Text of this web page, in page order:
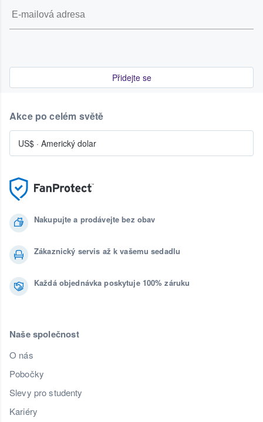
Přidejte se
Nakupujte a prodávejte bez obav
Zákaznický servis až k vašemu sedadlu
Každá objednávka poskytuje 100% záruku
Naše společnost
O nás
Pobočky
Slevy pro studenty
Kariéry
Akce po celém světě
US$ · Americký dolar